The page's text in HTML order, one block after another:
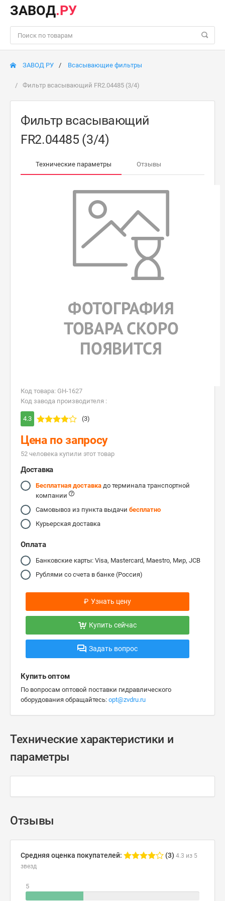
ЗАВОД.РУ
ЗАВОД РУ Всасывающие фильтры
Фильтр всасывающий FR2.04485 (3/4)
Фильтр всасывающий
FR2.04485 (3/4)
Технические параметры Отзывы
Код товара: GH-1627
Код завода производителя :
4.3 (3)
Цена по запросу
52 человекa купили этот товар
Доставка
Бесплатная доставка до терминала транспортной
компании
Самовывоз из пункта выдачи бесплатно
Курьерская доставка
Оплата
Банковские карты: Visa, Mastercard, Maestro, Мир, JCB
Рублями со счета в банке (Россия)
₽ Узнать цену
Купить сейчас
Задать вопрос
Купить оптом
По вопросам оптовой поставки гидравлического
оборудования обращайтесь: opt@zvdru.ru
Технические характеристики и
параметры
Отзывы
Средняя оценка покупателей: (3) 4.3 из 5
звезд
5